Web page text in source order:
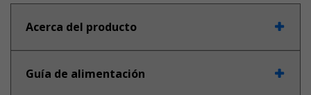
Acerca del producto
Guía de alimentación